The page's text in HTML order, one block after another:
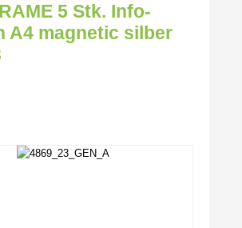
5 Stk. Info-
A4 magnetic silber